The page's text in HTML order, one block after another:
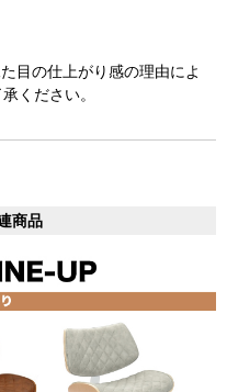
目の仕上がり感の理由によ
ください。
商品